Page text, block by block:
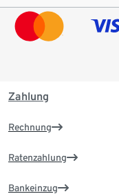
Zahlung
Rechnung
Ratenzahlung
Bankeinzug